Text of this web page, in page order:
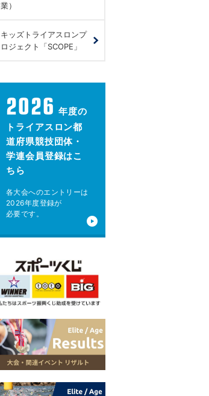
業）
キッズトライアスロンプ
ロジェクト「SCOPE」
2026 年度の
トライアスロン都
道府県競技団体・
学連会員登録はこ
ちら
各大会へのエントリーは
2026年度登録が
必要です。